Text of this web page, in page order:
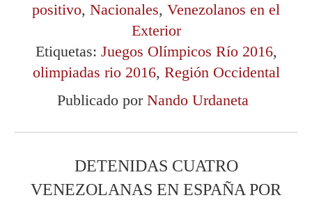
positivo, Nacionales, Venezolanos en el
Exterior
Etiquetas: Juegos Olímpicos Río 2016,
olimpiadas rio 2016, Región Occidental
Publicado por Nando Urdaneta
DETENIDAS CUATRO
VENEZOLANAS EN ESPAÑA POR